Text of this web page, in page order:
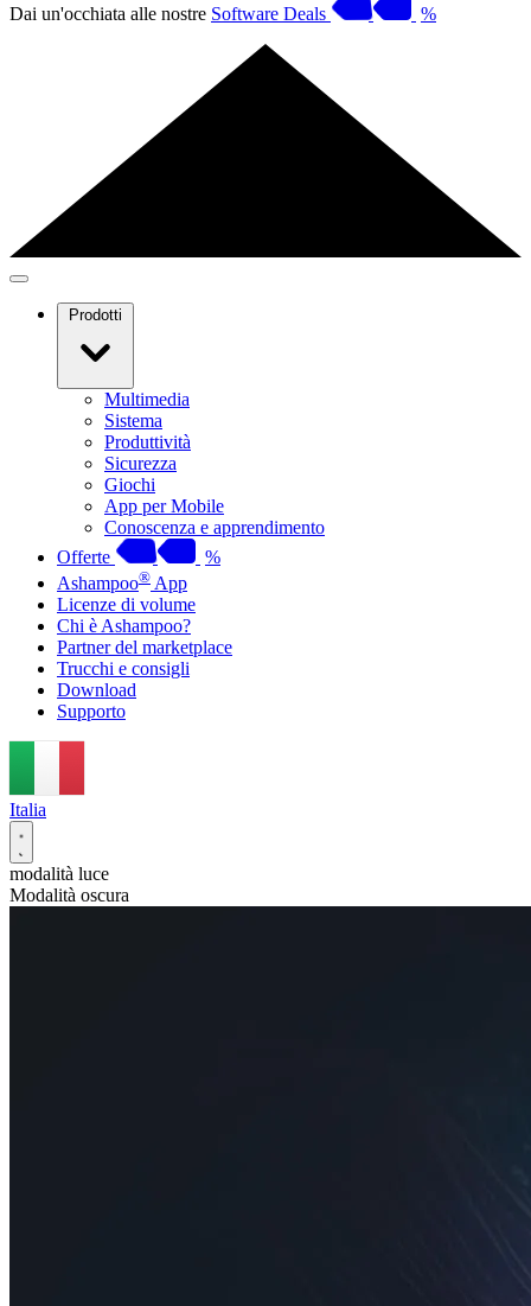
Dai un'occhiata alle nostre Software Deals %
Prodotti
Multimedia
Sistema
Produttività
Sicurezza
Giochi
App per Mobile
Conoscenza e apprendimento
Offerte
%
Ashampoo® App
Licenze di volume
Chi è Ashampoo?
Partner del marketplace
Trucchi e consigli
Download
Supporto
Italia
modalità luce
Modalità oscura